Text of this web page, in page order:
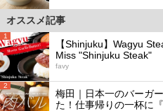
オススメ記事
1
【Shinjuku】Wagyu
Miss "Shinjuku Steak"
favy
2
梅田｜日本一のバーガ
た！仕事帰りの一杯に